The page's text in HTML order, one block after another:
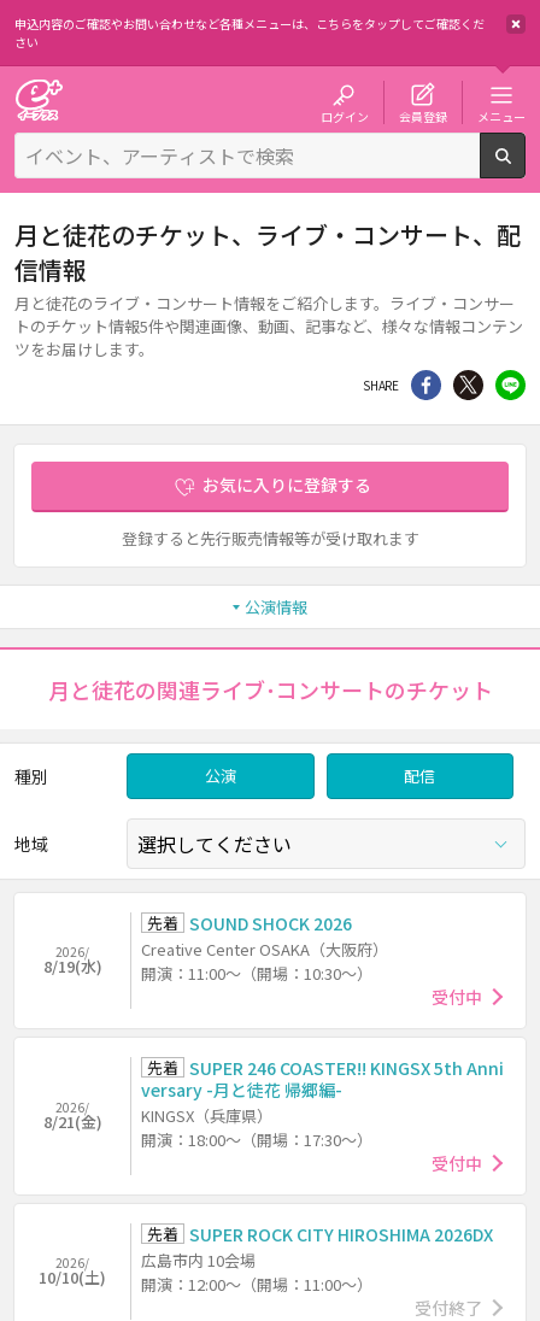
申込内容のご確認やお問い合わせなど各種メニューは、 こちらをタップしてご確認くだ
さい
ログイン 会員登録 メニュー
月と徒花のチケット、ライブ・コンサート、配
信情報
月と徒花のライブ・コンサート情報をご紹介します。ライブ・コンサー
トのチケット情報5件や関連画像、動画、記事など、様々な情報コンテン
ツをお届けします。
SHARE シェア Twitter
お気に入りに登録する
登録すると先行販売情報等が受け取れます
公演情報
月と徒花の関連ライブ･コンサートのチケット
種別 公演 配信
地域
2026/
8/19(水)
先着 SOUND SHOCK 2026
Creative Center OSAKA（大阪府）
開演：11:00～（開場：10:30～）
受付中
2026/
8/21(金)
先着 SUPER 246 COASTER!! KINGSX 5th Anni
versary -月と徒花 帰郷編-
KINGSX（兵庫県）
開演：18:00～（開場：17:30～）
受付中
2026/
10/10(土)
先着 SUPER ROCK CITY HIROSHIMA 2026DX
広島市内 10会場
開演：12:00～（開場：11:00～）
受付終了